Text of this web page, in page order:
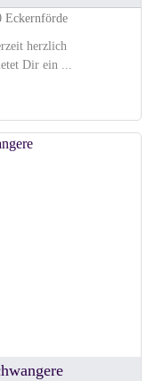
Eckernförde
herzlich
Dir ein ...